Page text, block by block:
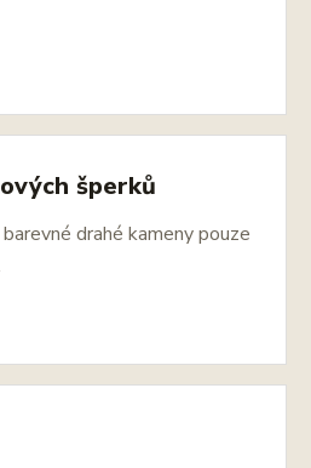
šperků
drahé kameny pouze